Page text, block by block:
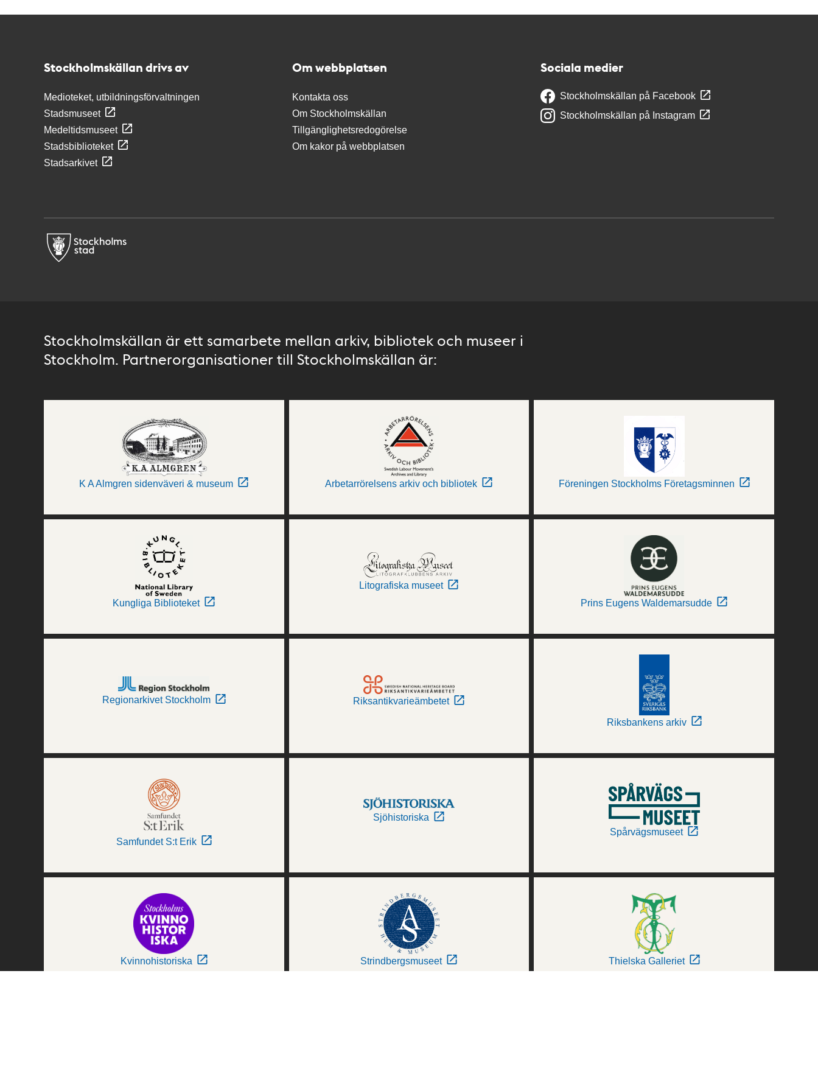
Stockholmskällan drivs av
Medioteket, utbildningsförvaltningen
Stadsmuseet
Medeltidsmuseet
Stadsbiblioteket
Stadsarkivet
Om webbplatsen
Kontakta oss
Om Stockholmskällan
Tillgänglighetsredogörelse
Om kakor på webbplatsen
Sociala medier
Stockholmskällan på Facebook
Stockholmskällan på Instagram
Stockholmskällan är ett samarbete mellan arkiv, bibliotek och museer i
Stockholm. Partnerorganisationer till Stockholmskällan är:
K A Almgren sidenväveri & museum Arbetarrörelsens arkiv och bibliotek Föreningen Stockholms Företagsminnen
Kungliga Biblioteket
Litografiska museet
Prins Eugens Waldemarsudde
Regionarkivet Stockholm Riksantikvarieämbetet
Riksbankens arkiv
Samfundet S:t Erik
Sjöhistoriska
Spårvägsmuseet
Kvinnohistoriska Strindbergsmuseet Thielska Galleriet